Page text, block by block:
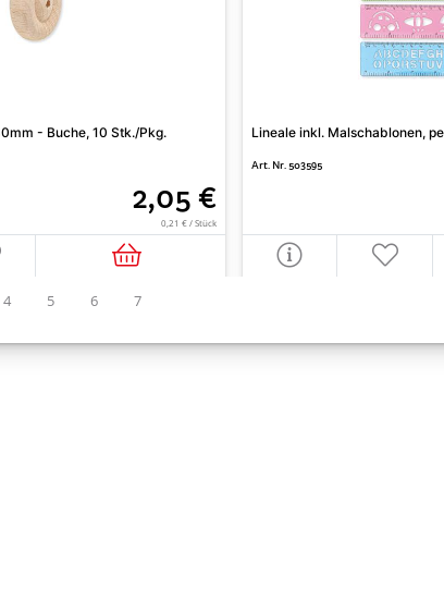
- Buche, 10 Stk./Pkg.
2,05 €
0,21 € / Stück
Lineale inkl. Malschablonen,
Art. Nr. 503595